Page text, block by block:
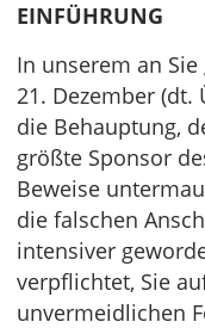
EINFÜHRUNG
In unserem an
21. Dezember (dt.
die Behauptung,
größte Sponsor
Beweise
die falschen
intensiver
verpflichtet, Sie
unvermeidlichen